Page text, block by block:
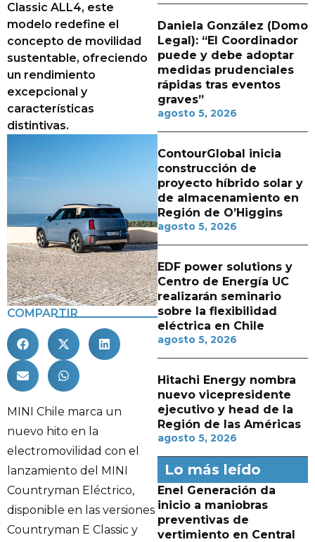
Classic ALL4, este
modelo redefine el
concepto de movilidad
sustentable, ofreciendo
un rendimiento
excepcional y
características
distintivas.
COMPARTIR
MINI Chile marca un
nuevo hito en la
electromovilidad con el
lanzamiento del MINI
Countryman Eléctrico,
disponible en las versiones
Countryman E Classic y
Daniela González (Domo
Legal): “El Coordinador
puede y debe adoptar
medidas prudenciales
rápidas tras eventos
graves”
agosto 5, 2026
ContourGlobal inicia
construcción de
proyecto híbrido solar y
de almacenamiento en
Región de O’Higgins
agosto 5, 2026
EDF power solutions y
Centro de Energía UC
realizarán seminario
sobre la flexibilidad
eléctrica en Chile
agosto 5, 2026
Hitachi Energy nombra
nuevo vicepresidente
ejecutivo y head de la
Región de las Américas
agosto 5, 2026
Lo más leído
Enel Generación da
inicio a maniobras
preventivas de
vertimiento en Central